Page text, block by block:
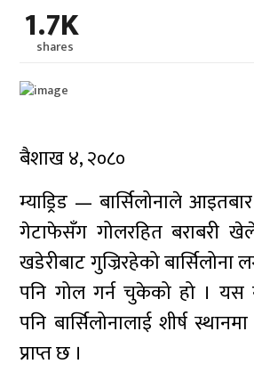
1.7K
shares
बैशाख ४, २०८०
म्याड्रिड — बार्सिलोनाले
गेटाफेसँग गोलरहित बराबरी
खडेरीबाट गुज्रिरहेको बार्सिलोना
पनि गोल गर्न चुकेको हो । यस
पनि बार्सिलोनालाई शीर्ष
प्राप्त छ ।